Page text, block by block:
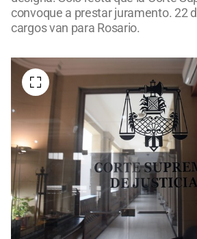
convoque a prestar juramento. 22
cargos van para Rosario.